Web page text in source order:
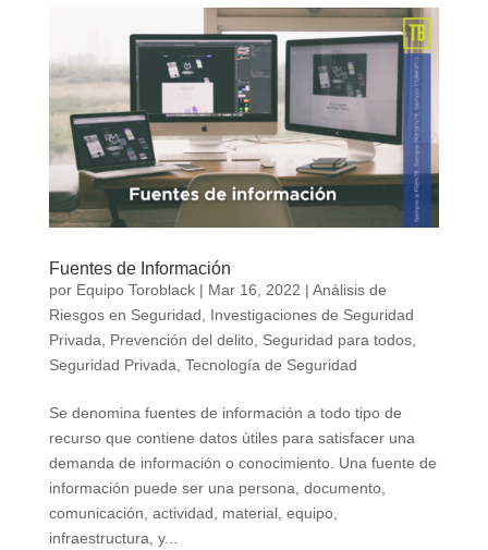
Fuentes de Información
por Equipo Toroblack| Mar 16, 2022 | Análisis de
Riesgos en Seguridad
Investigaciones de Seguridad
Privada
Prevención del delito, Seguridad para todos,
Seguridad Privada Tecnología de Seguridad
Se denomina fuentes de información a todo tipo de
recurso que contiene datos útiles para satisfacer una
demanda de información o conocimiento. Una fuente de
información puede ser una persona, documento,
comunicación, actividad, material, equipo,
infraestructura, y...